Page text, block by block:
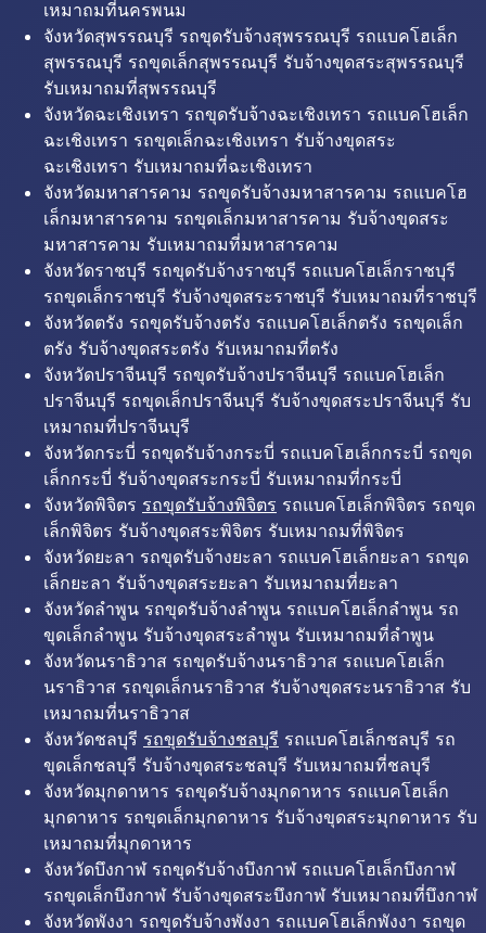
เหมาถมที่นครพนม
จังหวัดสุพรรณบุรี รถขุดรับจ้างสุพรรณบุรี รถแบคโฮเล็ก
สุพรรณบุรี รถขุดเล็กสุพรรณบุรี รับจ้างขุดสระสุพรรณบุรี
รับเหมาถมที่สุพรรณบุรี
จังหวัดฉะเชิงเทรา รถขุดรับจ้างฉะเชิงเทรา รถแบคโฮเล็ก
ฉะเชิงเทรา รถขุดเล็กฉะเชิงเทรา รับจ้างขุดสระ
ฉะเชิงเทรา รับเหมาถมที่ฉะเชิงเทรา
จังหวัดมหาสารคาม รถขุดรับจ้างมหาสารคาม รถแบคโฮ
เล็กมหาสารคาม รถขุดเล็กมหาสารคาม รับจ้างขุดสระ
มหาสารคาม รับเหมาถมที่มหาสารคาม
จังหวัดราชบุรี รถขุดรับจ้างราชบุรี รถแบคโฮเล็กราชบุรี
รถขุดเล็กราชบุรี รับจ้างขุดสระราชบุรี รับเหมาถมที่ราชบุรี
จังหวัดตรัง รถขุดรับจ้างตรัง รถแบคโฮเล็กตรัง รถขุดเล็ก
ตรัง รับจ้างขุดสระตรัง รับเหมาถมที่ตรัง
จังหวัดปราจีนบุรี รถขุดรับจ้างปราจีนบุรี รถแบคโฮเล็ก
ปราจีนบุรี รถขุดเล็กปราจีนบุรี รับจ้างขุดสระปราจีนบุรี รับ
เหมาถมที่ปราจีนบุรี
จังหวัดกระบี่ รถขุดรับจ้างกระบี่ รถแบคโฮเล็กกระบี่ รถขุด
เล็กกระบี่ รับจ้างขุดสระกระบี่ รับเหมาถมที่กระบี่
จังหวัดพิจิตร รถขุดรับจ้างพิจิตร รถแบคโฮเล็กพิจิตร รถขุด
เล็กพิจิตร รับจ้างขุดสระพิจิตร รับเหมาถมที่พิจิตร
จังหวัดยะลา รถขุดรับจ้างยะลา รถแบคโฮเล็กยะลา รถขุด
เล็กยะลา รับจ้างขุดสระยะลา รับเหมาถมที่ยะลา
จังหวัดลำพูน รถขุดรับจ้างลำพูน รถแบคโฮเล็กลำพูน รถ
ขุดเล็กลำพูน รับจ้างขุดสระลำพูน รับเหมาถมที่ลำพูน
จังหวัดนราธิวาส รถขุดรับจ้างนราธิวาส รถแบคโฮเล็ก
นราธิวาส รถขุดเล็กนราธิวาส รับจ้างขุดสระนราธิวาส รับ
เหมาถมที่นราธิวาส
จังหวัดชลบุรี รถขุดรับจ้างชลบุรี รถแบคโฮเล็กชลบุรี รถ
ขุดเล็กชลบุรี รับจ้างขุดสระชลบุรี รับเหมาถมที่ชลบุรี
จังหวัดมุกดาหาร รถขุดรับจ้างมุกดาหาร รถแบคโฮเล็ก
มุกดาหาร รถขุดเล็กมุกดาหาร รับจ้างขุดสระมุกดาหาร รับ
เหมาถมที่มุกดาหาร
จังหวัดบึงกาฬ รถขุดรับจ้างบึงกาฬ รถแบคโฮเล็กบึงกาฬ
รถขุดเล็กบึงกาฬ รับจ้างขุดสระบึงกาฬ รับเหมาถมที่บึงกาฬ
จังหวัดพังงา รถขุดรับจ้างพังงา รถแบคโฮเล็กพังงา รถขุด